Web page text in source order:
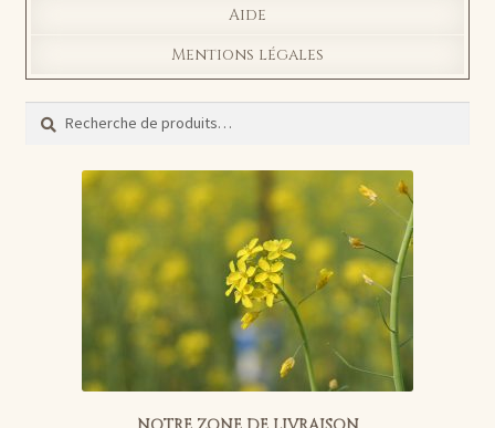
Aide
Mentions légales
pour :
Recherche